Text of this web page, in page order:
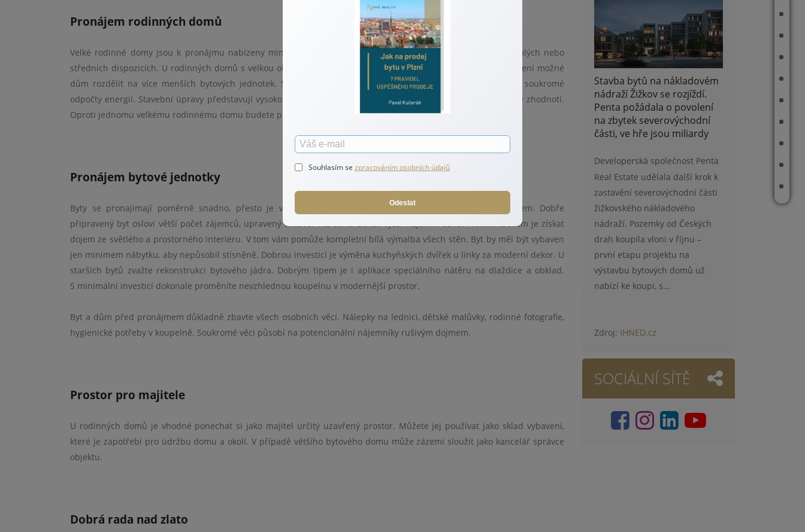
TOP NABÍDKA
REALIZOVANÉ ZAKÁZKY
ODHAD CENY NEMOVITOSTI
REFERENCE
ROBOT
E-BOOK
REALITNÍ TIPY
Pronájem rodinných domů
Velké rodinné domy jsou k pronájmu nabízeny minimálně, největší zájem je na trhu o bytové jednotky o malých nebo
středních dispozicích. U rodinných domů s velkou obytnou plochou přizvěte na radu architekta a zvažte, zda není možné
dům rozdělit na více menších bytových jednotek. Samozřejmostí je vlastní sociální zařízení, vlastní vstup a soukromé
odpočty energií. Stavební úpravy představují vysokou finanční investici, vložené peněžní prostředky se ale lépe zhodnotí.
Oproti jednomu velkému rodinnému domu budete pronajímat například 5 malých bytových jednotek.
Pronájem bytové jednotky
Byty se pronajímají poměrně snadno, přesto je vhodné, věnovat čas přípravě nemovitosti před pronájmem. Dobře
připravený byt osloví větší počet zájemců, upravený interiér má šanci získat vyšší nájemní cenu. Prvním krokem je získat
dojem ze světlého a prostorného interiéru. V tom vám pomůže kompletní bílá výmalba všech stěn. Byt by měl být vybaven
jen minimem nábytku, aby nepůsobil stísněně. Dobrou investicí je výměna kuchyňských dvířek u linky za moderní dekor. U
starších bytů zvažte rekonstrukci bytového jádra. Dobrým tipem je i aplikace speciálního nátěru na dlaždice a obklad.
S minimální investicí dokonale proměníte nevzhlednou koupelnu v modernější prostor.
Byt a dům před pronájmem důkladně zbavte všech osobních věcí. Nálepky na lednici, dětské malůvky, rodinné fotografie,
hygienické potřeby v koupelně. Soukromé věci působí na potencionální nájemníky rušivým dojmem.
Prostor pro majitele
U rodinných domů je vhodné ponechat si jako majitel určitý uzavřený prostor. Můžete jej používat jako sklad vybavení,
které je zapotřebí pro údržbu domu a okolí. V případě většího bytového domu může zázemí sloužit jako kancelář správce
objektu.
Dobrá rada nad zlato
Stavba bytů na nákladovém
nádraží Žižkov se rozjíždí.
Penta požádala o povolení
na zbytek severovýchodní
části, ve hře jsou miliardy
Developerská společnost Penta
Real Estate udělala další krok k
zastavění severovýchodní části
žižkovského nákladového
nádraží. Pozemky od Českých
drah koupila vloni v říjnu –
první etapu projektu na
výstavbu bytových domů už
nabízí ke koupi, s...
Zdroj: IHNED.cz
SOCIÁLNÍ SÍTĚ
Souhlasím se zpracováním osobních údajů
Odeslat